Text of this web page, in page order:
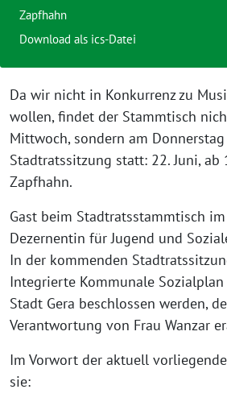
Da wir nicht in Konkurrenz zu
wollen, findet der Stammtisch
Mittwoch, sondern am
Stadtratssitzung statt: 22. Juni, ab
Zapfhahn.
Gast beim Stadtratsstammtisch
Dezernentin für Jugend und
In der kommenden
Integrierte Kommunale
Stadt Gera beschlossen werden,
Verantwortung von Frau Wanzar
Im Vorwort der aktuell
sie:
Zapfhahn
Download als ics-Datei